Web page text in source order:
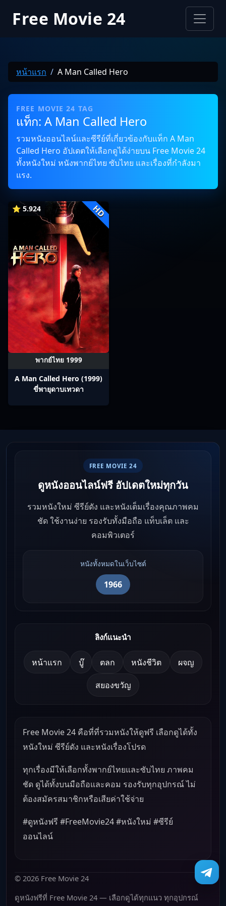
Free Movie 24
หน้าแรก A Man Called Hero
FREE MOVIE 24 TAG
แท็ก: A Man Called Hero
รวมหนังออนไลน์และซีรีย์ที่เกี่ยวข้องกับแท็ก A Man
Called Hero อัปเดตให้เลือกดูได้ง่ายบน Free Movie 24
ทั้งหนังใหม่ หนังพากย์ไทย ซับไทย และเรื่องที่กำลังมา
แรง.
⭐ 5.924 HD
พากย์ไทย 1999
A Man Called Hero (1999)
ขี่พายุดาบเทวดา
FREE MOVIE 24
ดูหนังออนไลน์ฟรี อัปเดตใหม่ทุกวัน
รวมหนังใหม่ ซีรีย์ดัง และหนังเต็มเรื่องคุณภาพคม
ชัด ใช้งานง่าย รองรับทั้งมือถือ แท็บเล็ต และ
คอมพิวเตอร์
หนังทั้งหมดในเว็บไซต์
1966
ลิงก์แนะนำ
หน้าแรก บู๊ ตลก หนังชีวิต ผจญ
สยองขวัญ
Free Movie 24 คือที่ที่รวมหนังให้ดูฟรี เลือกดูได้ทั้ง
หนังใหม่ ซีรีย์ดัง และหนังเรื่องโปรด
ทุกเรื่องมีให้เลือกทั้งพากย์ไทยและซับไทย ภาพคม
ชัด ดูได้ทั้งบนมือถือและคอม รองรับทุกอุปกรณ์ ไม่
ต้องสมัครสมาชิกหรือเสียค่าใช้จ่าย
#ดูหนังฟรี #FreeMovie24 #หนังใหม่ #ซีรีย์
ออนไลน์
© 2026 Free Movie 24
ดูหนังฟรีที่ Free Movie 24 — เลือกดูได้ทุกแนว ทุกอุปกรณ์